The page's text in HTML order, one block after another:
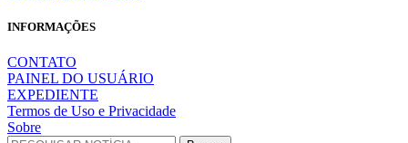
INFORMAÇÕES
CONTATO
PAINEL DO USUÁRIO
EXPEDIENTE
Termos de Uso e Privacidade
Sobre